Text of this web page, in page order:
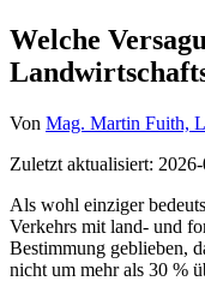
Welche
Von Mag. Martin Fuith,
Zuletzt aktualisiert:
Als wohl einziger
Verkehrs mit land- und
Bestimmung geblieben,
nicht um mehr als 30 %